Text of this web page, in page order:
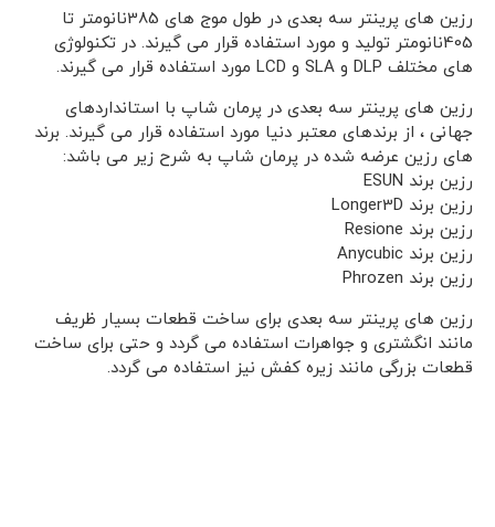
رزین های پرینتر سه بعدی در طول موج های 385نانومتر تا
405نانومتر تولید و مورد استفاده قرار می گیرند. در تکنولوژی
های مختلف DLP و SLA و LCD مورد استفاده قرار می گیرند.
رزین های پرینتر سه بعدی در پرمان شاپ با استانداردهای
جهانی ، از برندهای معتبر دنیا مورد استفاده قرار می گیرند. برند
های رزین عرضه شده در پرمان شاپ به شرح زیر می باشد:
رزین برند ESUN
رزین برند Longer3D
رزین برند Resione
رزین برند Anycubic
رزین برند Phrozen
رزین های پرینتر سه بعدی برای ساخت قطعات بسیار ظریف
مانند انگشتری و جواهرات استفاده می گردد و حتی برای ساخت
قطعات بزرگی مانند زیره کفش نیز استفاده می گردد.